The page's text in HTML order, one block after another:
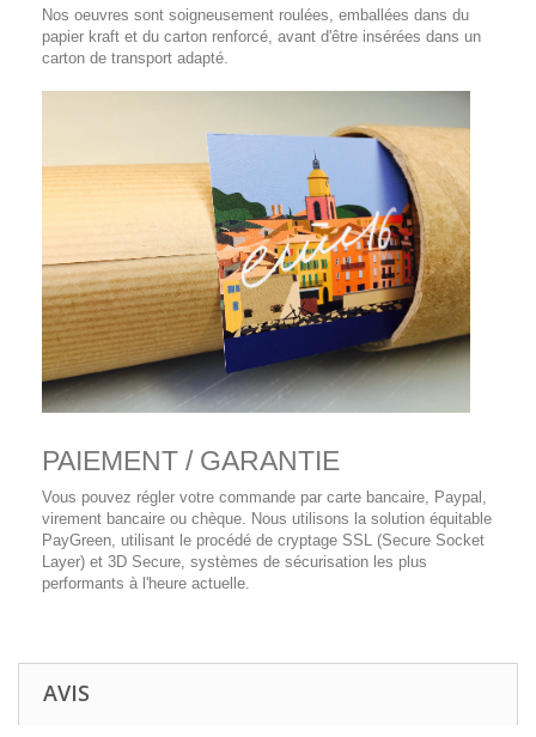
Nos oeuvres sont soigneusement roulées, emballées dans du
papier kraft et du carton renforcé, avant d'être insérées dans un
carton de transport adapté.
PAIEMENT / GARANTIE
Vous pouvez régler votre commande par carte bancaire, Paypal,
virement bancaire ou chèque. Nous utilisons la solution équitable
PayGreen, utilisant le procédé de cryptage SSL (Secure Socket
Layer) et 3D Secure, systèmes de sécurisation les plus
performants à l'heure actuelle.
AVIS